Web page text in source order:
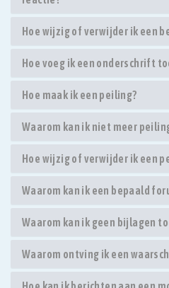
Hoe wijzig of verwijder ik een
Hoe voeg ik een onderschrift
Hoe maak ik een peiling?
Waarom kan ik niet meer
Hoe wijzig of verwijder ik een
Waarom kan ik een bepaald
Waarom kan ik geen bijlagen
Waarom ontving ik een